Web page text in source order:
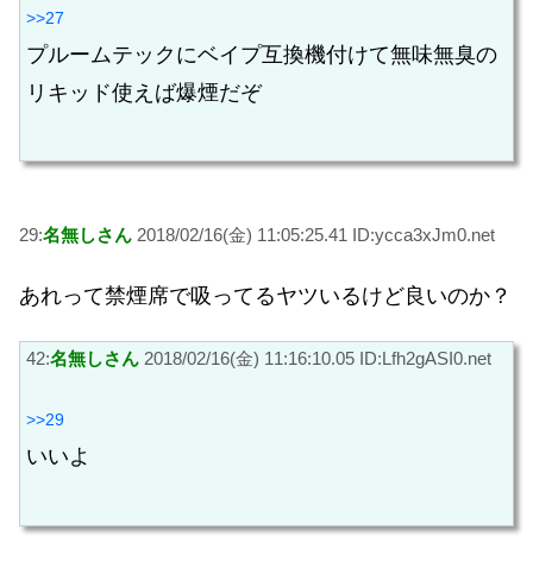
>>27
プルームテックにベイプ互換機付けて無味無臭の
リキッド使えば爆煙だぞ
29:名無しさん 2018/02/16(金) 11:05:25.41 ID:ycca3xJm0.net
あれって禁煙席で吸ってるヤツいるけど良いのか？
42:名無しさん 2018/02/16(金) 11:16:10.05 ID:Lfh2gASI0.net
>>29
いいよ